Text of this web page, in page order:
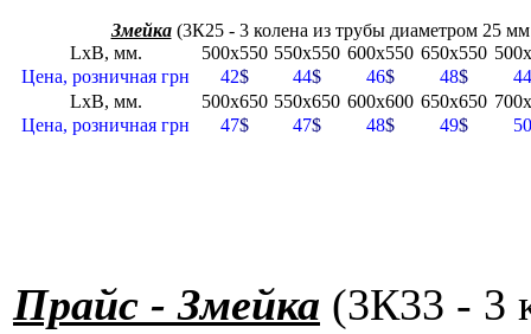
Змейка(3К25 - 3 колена из трубы диаметром 25
LxB, мм.
500x550 550x550 600x550 650x550
Цена, розничная грн
42$ 44$ 46$ 48$
44
LxB, мм.
500x650 550x650 600x600 650x650
Цена, розничная грн
47$ 47$ 48$ 49$ 50
Прайс - Змейка (3К33 - 3